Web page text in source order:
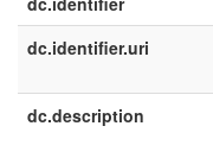
dc.identifier.uri
dc.description